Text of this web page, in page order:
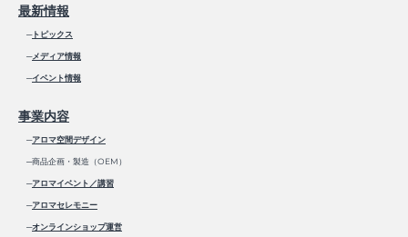
最新情報
─トピックス
─メディア情報
─イベント情報
事業内容
─アロマ空間デザイン
─商品企画・製造（OEM）
─アロマイベント／講習
─アロマセレモニー
─オンラインショップ運営